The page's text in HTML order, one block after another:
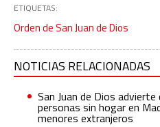
ETIQUETAS:
Orden de San Juan de Dios
NOTICIAS RELACIONADAS
San Juan de Dios
personas sin hogar en
menores extranjeros